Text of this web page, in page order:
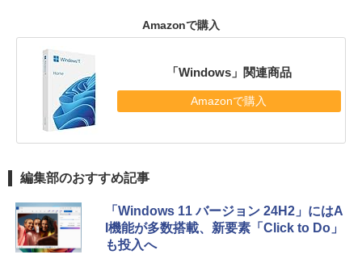
Amazonで購入
「Windows」関連商品
Amazonで購入
編集部のおすすめ記事
「Windows 11 バージョン 24H2」にはA
I機能が多数搭載、新要素「Click to Do」
も投入へ